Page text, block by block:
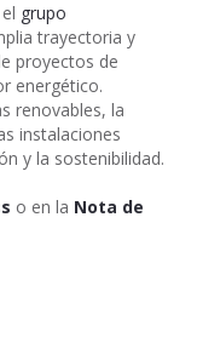
grupo
trayectoria y
proyectos de
energético.
renovables, la
instalaciones
y la sostenibilidad.
o en la Nota de